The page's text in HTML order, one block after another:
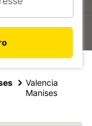
Valencia
Manises